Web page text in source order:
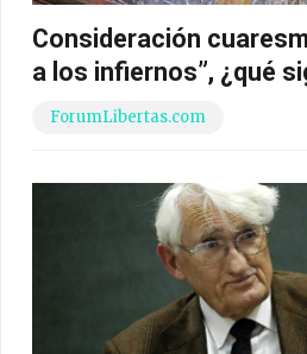
Consideración
a los infiernos”, ¿qué
ForumLibertas.com